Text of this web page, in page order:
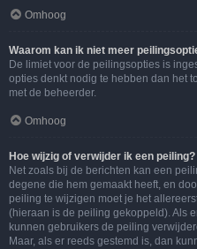
Omhoog
Waarom kan ik niet meer
De limiet voor de peilingsopties is
opties denkt nodig te hebben dan het
met de beheerder.
Omhoog
Hoe wijzig of verwijder ik een peiling?
Net zoals bij de berichten kan een
degene die hem gemaakt heeft, en
peiling te wijzigen moet je het
(hieraan is de peiling gekoppeld). Als
kunnen gebruikers de peiling
Maar, als er reeds gestemd is, dan